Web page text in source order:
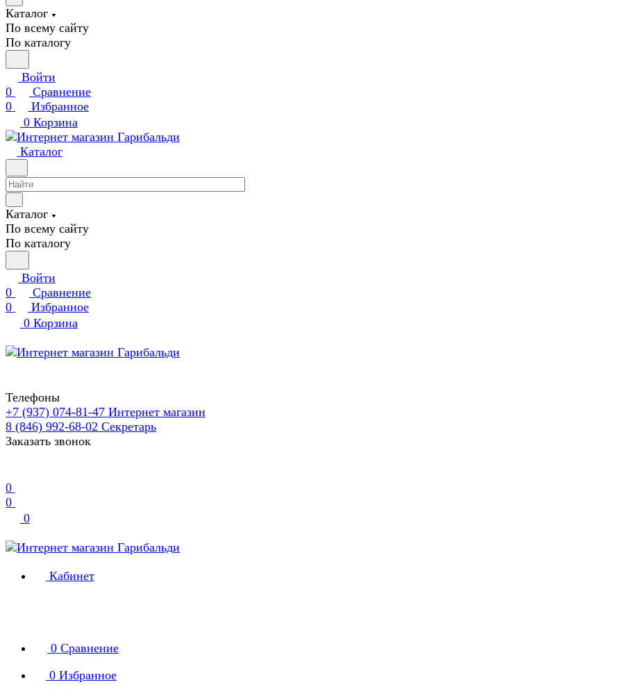
Каталог
По всему сайту
По каталогу
Войти
0
Сравнение
0
Избранное
0 Корзина
Каталог
Каталог
По всему сайту
По каталогу
Войти
0
Сравнение
0
Избранное
0 Корзина
Телефоны
+7 (937) 074-81-47 Интернет магазин
8 (846) 992-68-02 Секретарь
Заказать звонок
0
0
0
Кабинет
0 Сравнение
0 Избранное